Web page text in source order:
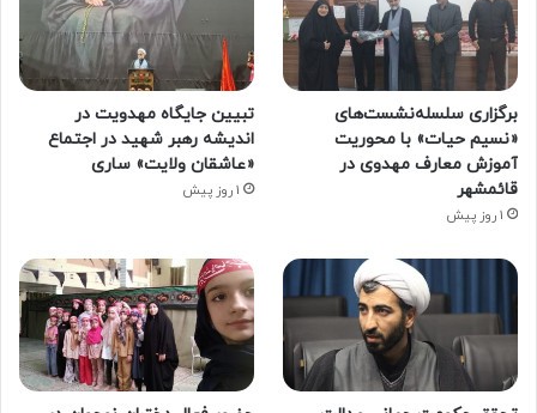
برگزاری سلسله‌نشست‌های
«نسیم حیات» با محوریت
آموزش معارف مهدوی در
قائمشهر
1 روز پیش
تبیین جایگاه مهدویت در
اندیشه رهبر شهید در اجتماع
«عاشقان ولایت» ساری
1 روز پیش